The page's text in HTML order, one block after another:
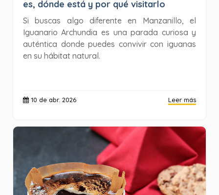
es, dónde está y por qué visitarlo
Si buscas algo diferente en Manzanillo, el
Iguanario Archundia es una parada curiosa y
auténtica donde puedes convivir con iguanas
en su hábitat natural.
10 de abr. 2026 Leer más